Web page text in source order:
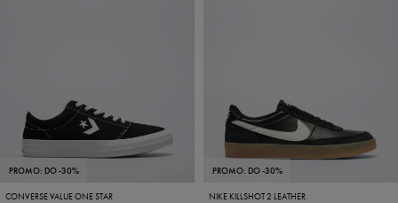
PROMO: DO -30%
CONVERSE VALUE ONE STAR
PROMO: DO -30%
NIKE KILLSHOT 2 LEATHER